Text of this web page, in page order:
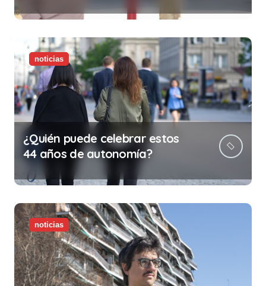
minutos en tu trabajo (y la
ilegalidad que te puede costar
la vida)
noticias
¿Quién puede celebrar estos
44 años de autonomía?
noticias